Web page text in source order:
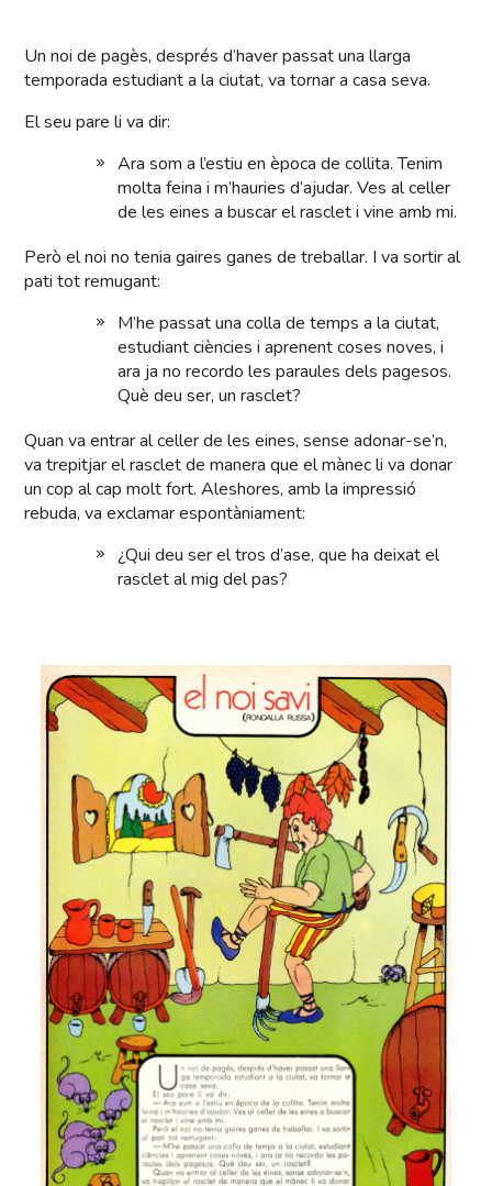
Un noi de pagès, després d’haver passat una llarga
temporada estudiant a la ciutat, va tornar a casa seva.
El seu pare li va dir:
Ara som a l’estiu en època de collita. Tenim
molta feina i m’hauries d’ajudar. Ves al celler
de les eines a buscar el rasclet i vine amb mi.
Però el noi no tenia gaires ganes de treballar. I va sortir al
pati tot remugant:
M’he passat una colla de temps a la ciutat,
estudiant ciències i aprenent coses noves, i
ara ja no recordo les paraules dels pagesos.
Què deu ser, un rasclet?
Quan va entrar al celler de les eines, sense adonar-se’n,
va trepitjar el rasclet de manera que el mànec li va donar
un cop al cap molt fort. Aleshores, amb la impressió
rebuda, va exclamar espontàniament:
¿Qui deu ser el tros d’ase, que ha deixat el
rasclet al mig del pas?